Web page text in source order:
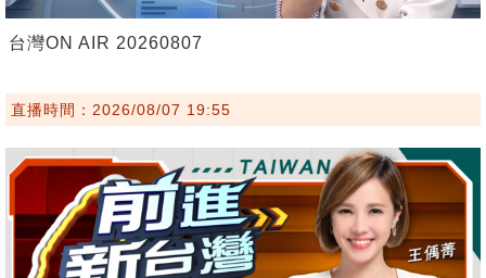
台灣ON AIR 20260807
直播時間：2026/08/07 19:55